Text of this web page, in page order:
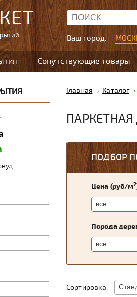
Ваш город:
Сопутствующие товары
Главная Каталог
ПОДБОР
Цена (руб/м2
Порода
Сортировка: